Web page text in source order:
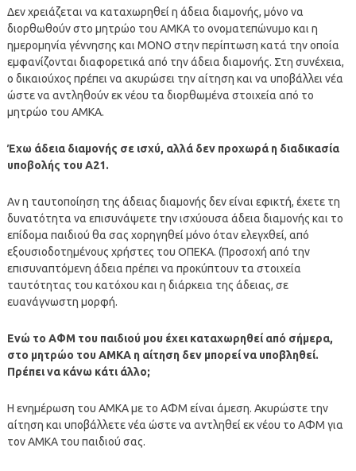
Δεν χρειάζεται να καταχωρηθεί η άδεια διαμονής, μόνο να
διορθωθούν στο μητρώο του ΑΜΚΑ το ονοματεπώνυμο και η
ημερομηνία γέννησης και ΜΟΝΟ στην περίπτωση κατά την οποία
εμφανίζονται διαφορετικά από την άδεια διαμονής. Στη συνέχεια,
ο δικαιούχος πρέπει να ακυρώσει την αίτηση και να υποβάλλει νέα
ώστε να αντληθούν εκ νέου τα διορθωμένα στοιχεία από το
μητρώο του ΑΜΚΑ.
Έχω άδεια διαμονής σε ισχύ, αλλά δεν προχωρά η διαδικασία
υποβολής του Α21.
Αν η ταυτοποίηση της άδειας διαμονής δεν είναι εφικτή, έχετε τη
δυνατότητα να επισυνάψετε την ισχύουσα άδεια διαμονής και το
επίδομα παιδιού θα σας χορηγηθεί μόνο όταν ελεγχθεί, από
εξουσιοδοτημένους χρήστες του ΟΠΕΚΑ. (Προσοχή από την
επισυναπτόμενη άδεια πρέπει να προκύπτουν τα στοιχεία
ταυτότητας του κατόχου και η διάρκεια της άδειας, σε
ευανάγνωστη μορφή.
Ενώ το ΑΦΜ του παιδιού μου έχει καταχωρηθεί από σήμερα,
στο μητρώο του ΑΜΚΑ η αίτηση δεν μπορεί να υποβληθεί.
Πρέπει να κάνω κάτι άλλο;
Η ενημέρωση του ΑΜΚΑ με το ΑΦΜ είναι άμεση. Ακυρώστε την
αίτηση και υποβάλλετε νέα ώστε να αντληθεί εκ νέου το ΑΦΜ για
τον ΑΜΚΑ του παιδιού σας.